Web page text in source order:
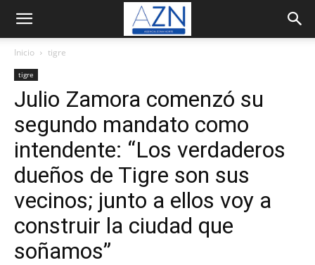
Inicio tigre
tigre
Julio Zamora comenzó su
segundo mandato como
intendente: “Los verdaderos
dueños de Tigre son sus
vecinos; junto a ellos voy a
construir la ciudad que
soñamos”